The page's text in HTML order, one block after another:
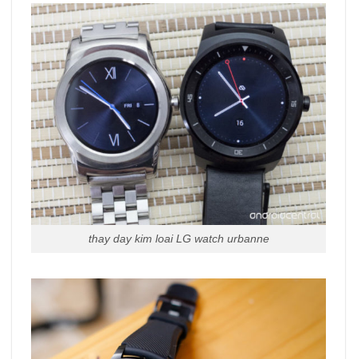
thay day kim loai LG watch urbanne